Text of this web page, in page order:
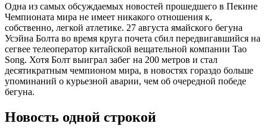
Одна из самых обсуждаемых новостей прошедшего в Пекине
Чемпионата мира не имеет никакого отношения к,
собственно, легкой атлетике. 27 августа ямайского бегуна
Усэйна Болта во время круга почета сбил передвигавшийся на
сегвее телеоператор китайской вещательной компании Tao
Song. Хотя Болт выиграл забег на 200 метров и стал
десятикратным чемпионом мира, в новостях гораздо больше
упоминаний о курьезной аварии, чем об очередной победе
бегуна.
Новость одной строкой